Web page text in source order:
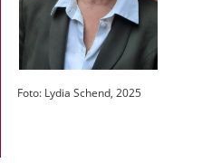
Foto: Lydia Schend, 2025